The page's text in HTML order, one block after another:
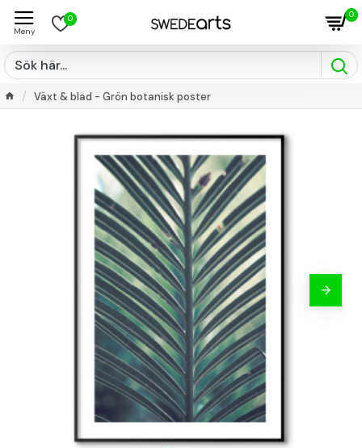
0 0
Växt & blad - Grön botanisk poster